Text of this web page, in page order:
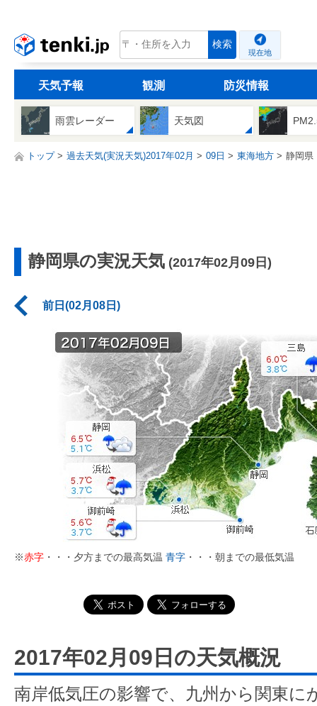
tenki.jp 検索
現在地
天気予報 観測 防災情報
雨雲レーダー 天気図
トップ 過去天気(実況天気)2017年02月 09日 東海地方 静岡県
静岡県の実況天気 (2017年02月09日)
前日(02月08日)
※赤字 ・・・夕方までの最高気温 青字 ・・・朝までの最低気温
2017年02月09日の天気概況
南岸低気圧の影響で、九州から関東に